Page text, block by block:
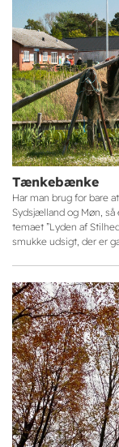
Tænkebænke
Har man brug for bare
Sydsjælland og Møn,
temaet ”Lyden af
smukke udsigt, der er